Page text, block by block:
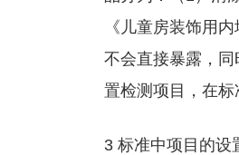
《儿童房装饰用
不会直接暴露，
置检测项目，在标
3 标准中项目的设